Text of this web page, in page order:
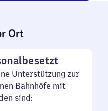
Ort
Unterstützung zur
Bahnhöfe mit
sind: